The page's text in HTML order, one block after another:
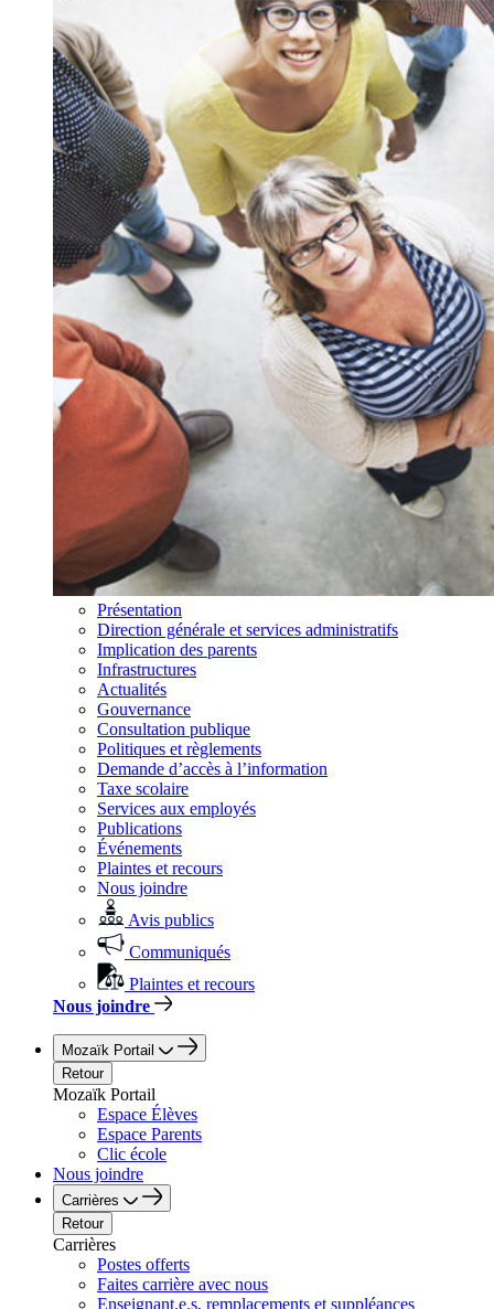
Présentation
Direction générale et services administratifs
Implication des parents
Infrastructures
Actualités
Gouvernance
Consultation publique
Politiques et règlements
Demande d’accès à l’information
Taxe scolaire
Services aux employés
Publications
Événements
Plaintes et recours
Nous joindre
Avis publics
Communiqués
Plaintes et recours
Nous joindre
Mozaïk Portail
Retour
Mozaïk Portail
Espace Élèves
Espace Parents
Clic école
Nous joindre
Carrières
Retour
Carrières
Postes offerts
Faites carrière avec nous
Enseignant.e.s, remplacements et suppléances